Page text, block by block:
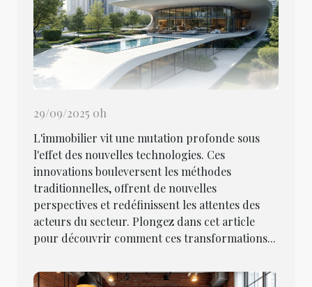
29/09/2025 0h
L'immobilier vit une mutation profonde sous
l'effet des nouvelles technologies. Ces
innovations bouleversent les méthodes
traditionnelles, offrent de nouvelles
perspectives et redéfinissent les attentes des
acteurs du secteur. Plongez dans cet article
pour découvrir comment ces transformations...